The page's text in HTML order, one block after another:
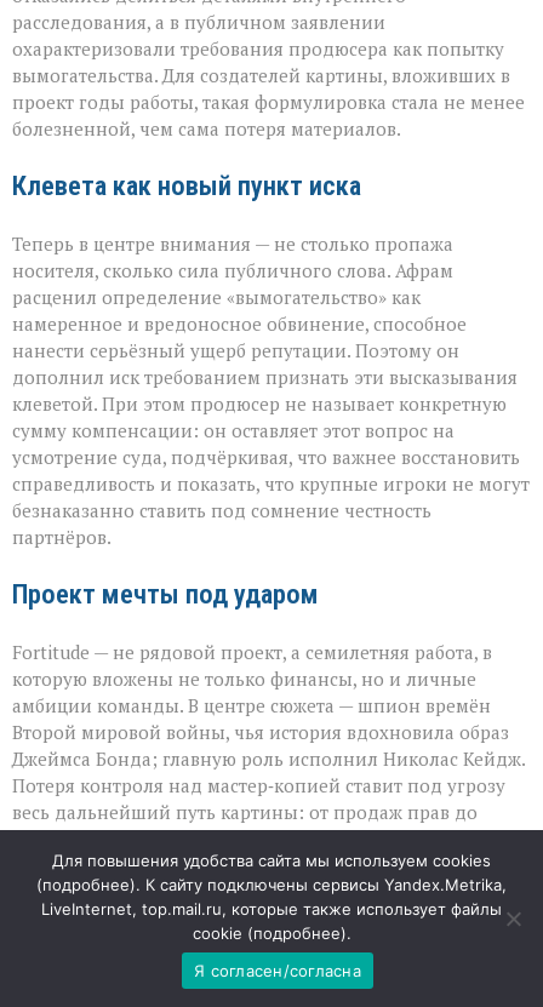
расследования, а в публичном заявлении
охарактеризовали требования продюсера как попытку
вымогательства. Для создателей картины, вложивших в
проект годы работы, такая формулировка стала не менее
болезненной, чем сама потеря материалов.
Клевета как новый пункт иска
Теперь в центре внимания — не столько пропажа
носителя, сколько сила публичного слова. Афрам
расценил определение «вымогательство» как
намеренное и вредоносное обвинение, способное
нанести серьёзный ущерб репутации. Поэтому он
дополнил иск требованием признать эти высказывания
клеветой. При этом продюсер не называет конкретную
сумму компенсации: он оставляет этот вопрос на
усмотрение суда, подчёркивая, что важнее восстановить
справедливость и показать, что крупные игроки не могут
безнаказанно ставить под сомнение честность
партнёров.
Проект мечты под ударом
Fortitude — не рядовой проект, а семилетняя работа, в
которую вложены не только финансы, но и личные
амбиции команды. В центре сюжета — шпион времён
Второй мировой войны, чья история вдохновила образ
Джеймса Бонда; главную роль исполнил Николас Кейдж.
Потеря контроля над мастер‑копией ставит под угрозу
весь дальнейший путь картины: от продаж прав до
становится тревожным сигналом: даже при работе с
гигантами вопрос безопасности материалов остаётся
критически важным, а публичная риторика способна
ранить не меньше, чем юридические просчёты.
Для повышения удобства сайта мы используем cookies
(подробнее). К сайту подключены сервисы Yandex.Metrika,
LiveInternet, top.mail.ru, которые также использует файлы
cookie (подробнее).
Я согласен/согласна